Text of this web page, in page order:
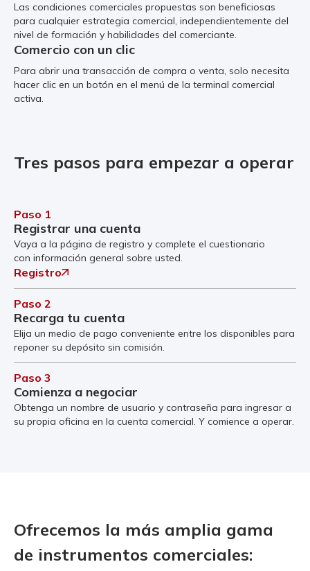
Las condiciones comerciales propuestas son beneficiosas
para cualquier estrategia comercial, independientemente del
nivel de formación y habilidades del comerciante.
Comercio con un clic
Para abrir una transacción de compra o venta, solo necesita
hacer clic en un botón en el menú de la terminal comercial
activa.
Tres pasos para empezar a operar
Paso 1
Registrar una cuenta
Vaya a la página de registro y complete el cuestionario
con información general sobre usted.
Registro
Paso 2
Recarga tu cuenta
Elija un medio de pago conveniente entre los disponibles para
reponer su depósito sin comisión.
Paso 3
Comienza a negociar
Obtenga un nombre de usuario y contraseña para ingresar a
su propia oficina en la cuenta comercial. Y comience a operar.
Ofrecemos la más amplia gama
de instrumentos comerciales: